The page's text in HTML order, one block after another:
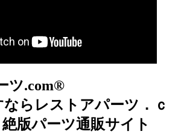
ツ.com®
らレストアパーツ．ｃ
絶版パーツ通販サイト